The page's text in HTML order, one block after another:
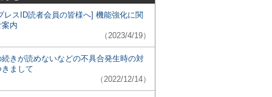
レスID読者会員の皆様へ] 機能強化に関
内
（2023/4/19）
続きが読めないなどの不具合発生時の対
まして
（2022/12/14）